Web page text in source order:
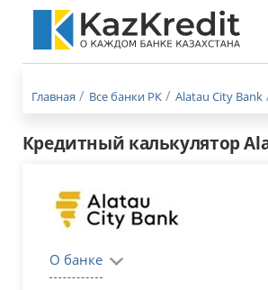
Меню
Главная Все банки РК Alatau City Bank
Кредитный калькулятор
О банке